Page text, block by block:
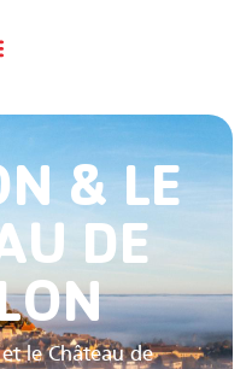
& LE
DE
le Château de